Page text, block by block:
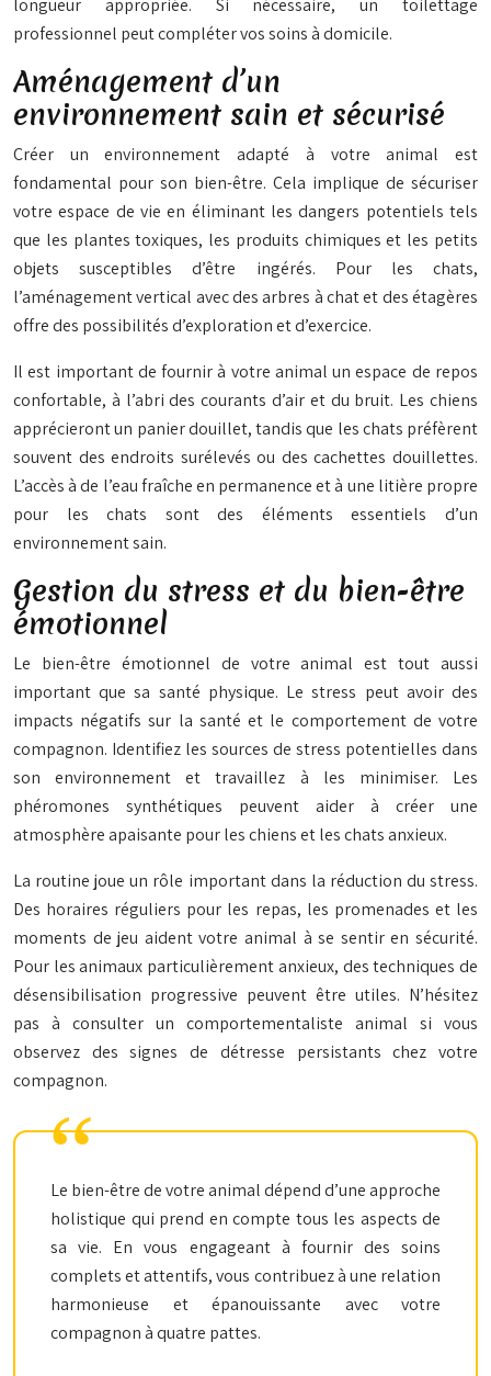
longueur appropriée. Si nécessaire, un toilettage
professionnel peut compléter vos soins à domicile.
Aménagement d’un
environnement sain et sécurisé
Créer un environnement adapté à votre animal est
fondamental pour son bien-être. Cela implique de sécuriser
votre espace de vie en éliminant les dangers potentiels tels
que les plantes toxiques, les produits chimiques et les petits
objets susceptibles d’être ingérés. Pour les chats,
l’aménagement vertical avec des arbres à chat et des étagères
offre des possibilités d’exploration et d’exercice.
Il est important de fournir à votre animal un espace de repos
confortable, à l’abri des courants d’air et du bruit. Les chiens
apprécieront un panier douillet, tandis que les chats préfèrent
souvent des endroits surélevés ou des cachettes douillettes.
L’accès à de l’eau fraîche en permanence et à une litière propre
pour les chats sont des éléments essentiels d’un
environnement sain.
Gestion du stress et du bien-être
émotionnel
Le bien-être émotionnel de votre animal est tout aussi
important que sa santé physique. Le stress peut avoir des
impacts négatifs sur la santé et le comportement de votre
compagnon. Identifiez les sources de stress potentielles dans
son environnement et travaillez à les minimiser. Les
phéromones synthétiques peuvent aider à créer une
atmosphère apaisante pour les chiens et les chats anxieux.
La routine joue un rôle important dans la réduction du stress.
Des horaires réguliers pour les repas, les promenades et les
moments de jeu aident votre animal à se sentir en sécurité.
Pour les animaux particulièrement anxieux, des techniques de
désensibilisation progressive peuvent être utiles. N’hésitez
pas à consulter un comportementaliste animal si vous
observez des signes de détresse persistants chez votre
compagnon.
Le bien-être de votre animal dépend d’une approche
holistique qui prend en compte tous les aspects de
sa vie. En vous engageant à fournir des soins
complets et attentifs, vous contribuez à une relation
harmonieuse et épanouissante avec votre
compagnon à quatre pattes.